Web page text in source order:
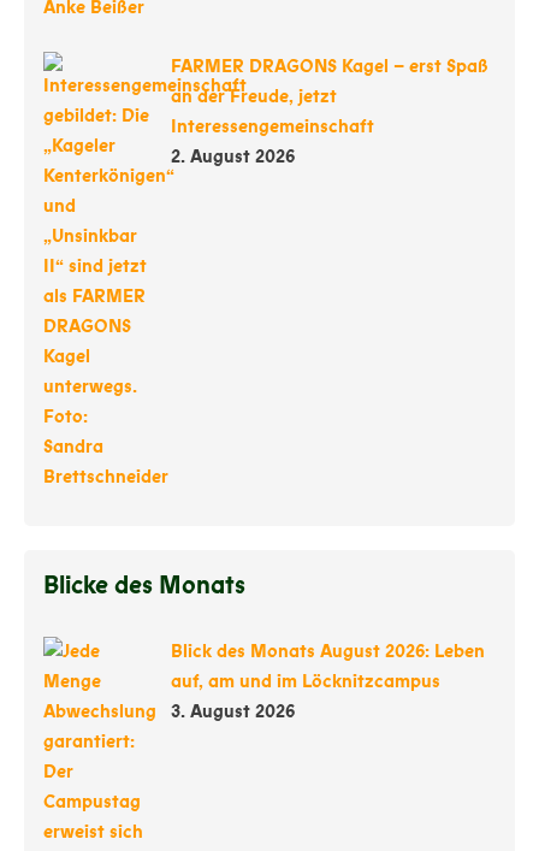
FARMER DRAGONS Kagel – erst Spaß
an der Freude, jetzt
Interessengemeinschaft
2. August 2026
Blicke des Monats
Blick des Monats August 2026: Leben
auf, am und im Löcknitzcampus
3. August 2026